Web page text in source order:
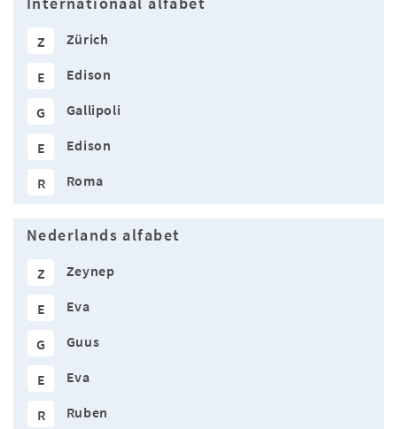
Z Zürich
E Edison
G Gallipoli
E Edison
R Roma
Nederlands alfabet
Z Zeynep
E Eva
G Guus
E Eva
R Ruben